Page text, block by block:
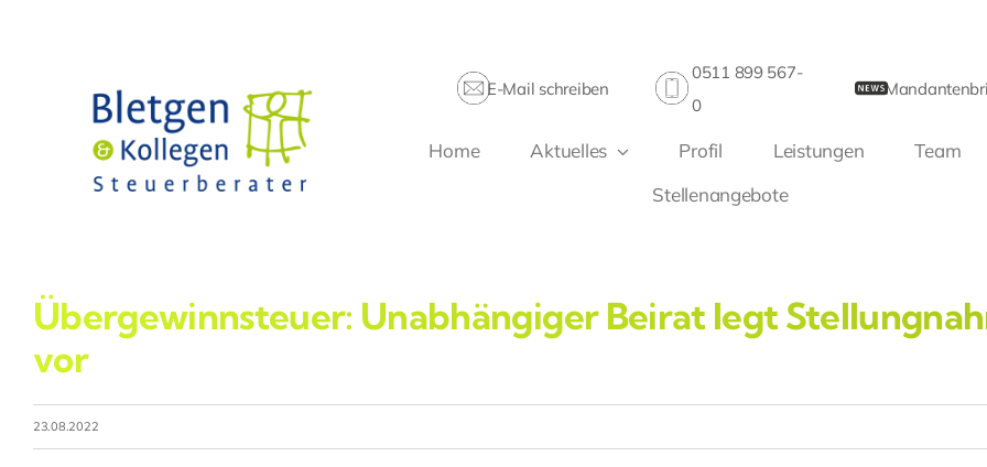
E-Mail schreiben
0511 899 567-
0
Home Aktuelles Profil Leistungen
Team
Stellenangebote
Übergewinnsteuer: Unabhängiger Beirat legt
vor
23.08.2022